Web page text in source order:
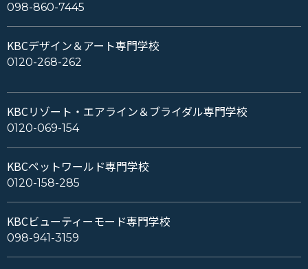
098-860-7445
KBCデザイン＆アート専門学校
0120-268-262
KBCリゾート・エアライン＆ブライダル専門学校
0120-069-154
KBCペットワールド専門学校
0120-158-285
KBCビューティーモード専門学校
098-941-3159